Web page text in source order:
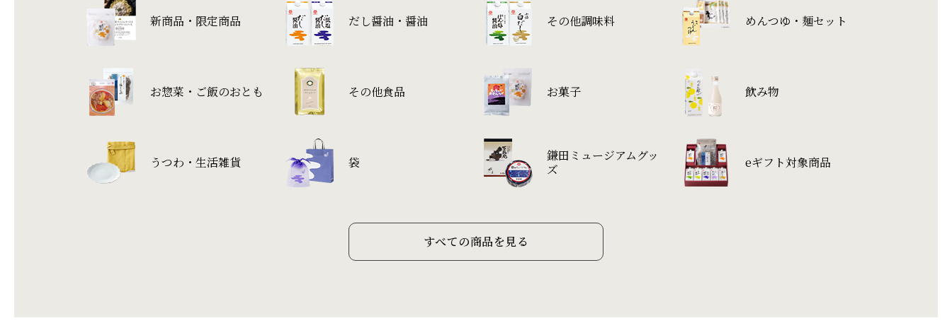
新商品・限定商品 だし醤油・醤油 その他調味料 めんつゆ・麺セット
お惣菜・ご飯のおとも その他食品 お菓子 飲み物
うつわ・生活雑貨 袋
鎌田ミュージアムグッ
ズ
eギフト対象商品
すべての商品を見る